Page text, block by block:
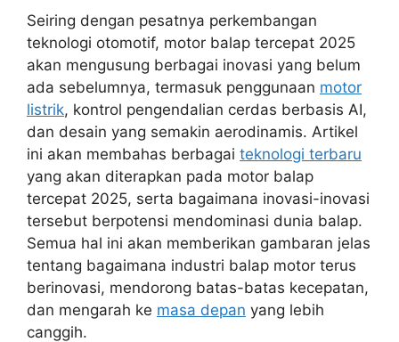
Seiring dengan pesatnya perkembangan
teknologi otomotif, motor balap tercepat 2025
akan mengusung berbagai inovasi yang belum
ada sebelumnya, termasuk penggunaan motor
listrik, kontrol pengendalian cerdas berbasis AI,
dan desain yang semakin aerodinamis. Artikel
ini akan membahas berbagai teknologi terbaru
yang akan diterapkan pada motor balap
tercepat 2025, serta bagaimana inovasi-inovasi
tersebut berpotensi mendominasi dunia balap.
Semua hal ini akan memberikan gambaran jelas
tentang bagaimana industri balap motor terus
berinovasi, mendorong batas-batas kecepatan,
dan mengarah ke masa depan yang lebih
canggih.